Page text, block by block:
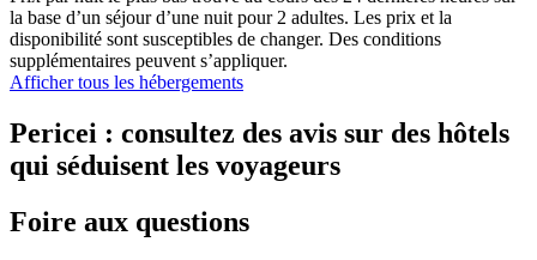
la base d’un séjour d’une nuit pour 2 adultes. Les prix et la
disponibilité sont susceptibles de changer. Des conditions
supplémentaires peuvent s’appliquer.
Afficher tous les hébergements
Pericei : consultez des avis sur des hôtels
qui séduisent les voyageurs
Foire aux questions